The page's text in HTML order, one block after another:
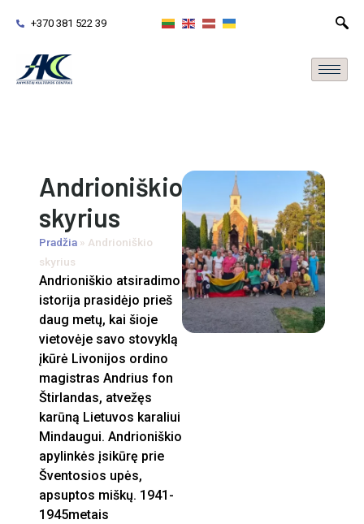
+370 381 522 39
Andrioniškio
skyrius
Pradžia » Andrioniškio
skyrius
Andrioniškio atsiradimo
istorija prasidėjo prieš
daug metų, kai šioje
vietovėje savo stovyklą
įkūrė Livonijos ordino
magistras Andrius fon
Štirlandas, atvežęs
karūną Lietuvos karaliui
Mindaugui. Andrioniškio
apylinkės įsikūrę prie
Šventosios upės,
apsuptos miškų. 1941-
1945metais